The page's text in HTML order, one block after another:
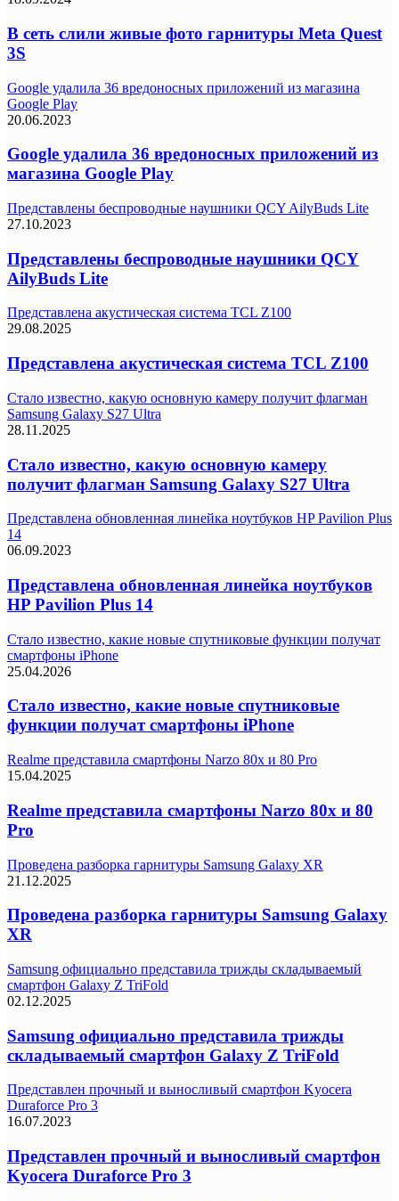
В сеть слили живые фото гарнитуры Meta Quest
3S
Google удалила 36 вредоносных приложений из магазина
Google Play
20.06.2023
Google удалила 36 вредоносных приложений из
магазина Google Play
Представлены беспроводные наушники QCY AilyBuds Lite
27.10.2023
Представлены беспроводные наушники QCY
AilyBuds Lite
Представлена акустическая система TCL Z100
29.08.2025
Представлена акустическая система TCL Z100
Стало известно, какую основную камеру получит флагман
Samsung Galaxy S27 Ultra
28.11.2025
Стало известно, какую основную камеру
получит флагман Samsung Galaxy S27 Ultra
Представлена обновленная линейка ноутбуков HP Pavilion Plus
14
06.09.2023
Представлена обновленная линейка ноутбуков
HP Pavilion Plus 14
Стало известно, какие новые спутниковые функции получат
смартфоны iPhone
25.04.2026
Стало известно, какие новые спутниковые
функции получат смартфоны iPhone
Realme представила смартфоны Narzo 80x и 80 Pro
15.04.2025
Realme представила смартфоны Narzo 80x и 80
Pro
Проведена разборка гарнитуры Samsung Galaxy XR
21.12.2025
Проведена разборка гарнитуры Samsung Galaxy
XR
Samsung официально представила трижды складываемый
смартфон Galaxy Z TriFold
02.12.2025
Samsung официально представила трижды
складываемый смартфон Galaxy Z TriFold
Представлен прочный и выносливый смартфон Kyocera
Duraforce Pro 3
16.07.2023
Представлен прочный и выносливый смартфон
Kyocera Duraforce Pro 3